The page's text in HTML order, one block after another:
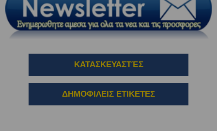
ΚΑΤΑΣΚΕΥΑΣΤΈΣ
ΔΗΜΟΦΙΛΕΙΣ ΕΤΙΚΕΤΕΣ